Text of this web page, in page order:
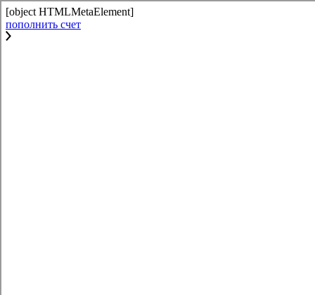
[object HTMLMetaElement]
пополнить счет